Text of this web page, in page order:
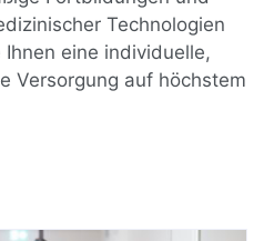
Technologien
eine individuelle,
Versorgung auf höchstem